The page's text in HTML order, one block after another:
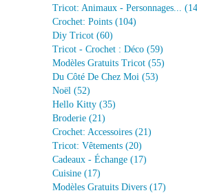
Tricot: Animaux - Personnages...
Crochet: Points (104)
Diy Tricot (60)
Tricot - Crochet : Déco (59)
Modèles Gratuits Tricot (55)
Du Côté De Chez Moi (53)
Noël (52)
Hello Kitty (35)
Broderie (21)
Crochet: Accessoires (21)
Tricot: Vêtements (20)
Cadeaux - Échange (17)
Cuisine (17)
Modèles Gratuits Divers (17)